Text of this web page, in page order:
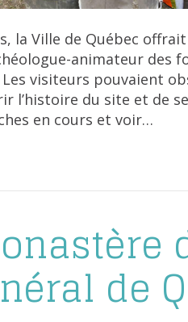
la Ville de Québec
animateur des
visiteurs pouvaient
l’histoire du site et de
en cours et voir…
de